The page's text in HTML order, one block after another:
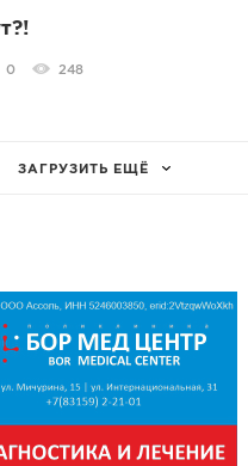
0 248
ЗАГРУЗИТЬ ЕЩЁ